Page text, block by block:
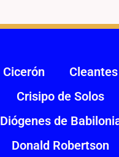
Cicerón
Cleantes
Crisipo de Solos
Diógenes de
Donald Robertson